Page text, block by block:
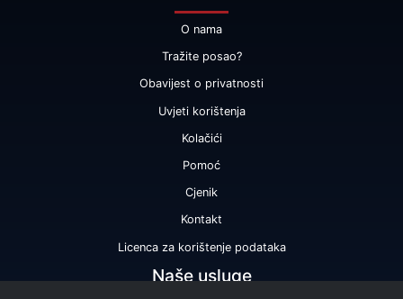
O nama
Tražite posao?
Obavijest o privatnosti
Uvjeti korištenja
Kolačići
Pomoć
Cjenik
Kontakt
Licenca za korištenje podataka
Naše usluge